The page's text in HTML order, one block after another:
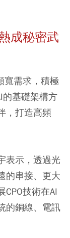
成秘密武
寬需求，積極
的基礎架構方
，打造高頻
表示，透過光
的串接、更大
技術在AI
的銅線、電訊